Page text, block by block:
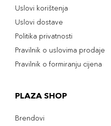
Uslovi korištenja
Uslovi dostave
Politika privatnosti
Pravilnik o uslovima prodaje
Pravilnik o formiranju cijena
PLAZA SHOP
Brendovi